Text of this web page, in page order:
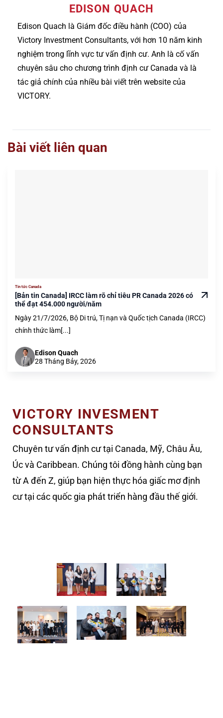
EDISON QUACH
Edison Quach là Giám đốc điều hành (COO) của
Victory Investment Consultants, với hơn 10 năm kinh
nghiệm trong lĩnh vực tư vấn định cư. Anh là cố vấn
chuyên sâu cho chương trình định cư Canada và là
tác giả chính của nhiều bài viết trên website của
VICTORY.
Bài viết liên quan
Tin tức Canada
[Bản tin Canada] IRCC làm rõ chỉ tiêu PR Canada 2026 có
thể đạt 454.000 người/năm
Ngày 21/7/2026, Bộ Di trú, Tị nạn và Quốc tịch Canada (IRCC)
chính thức làm[...]
Edison Quach
28 Tháng Bảy, 2026
VICTORY INVESMENT
CONSULTANTS
Chuyên tư vấn định cư tại Canada, Mỹ, Châu Âu,
Úc và Caribbean. Chúng tôi đồng hành cùng bạn
từ A đến Z, giúp bạn hiện thực hóa giấc mơ định
cư tại các quốc gia phát triển hàng đầu thế giới.